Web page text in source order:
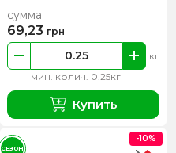
мин. колич. 0.25кг
кг
сумма
69,23 грн
Купить
-10%
СЕЗОН